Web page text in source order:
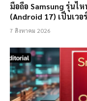
มือถือ Samsung รุ่นไ
(Android 17) เป็นเว
7 สิงหาคม 2026